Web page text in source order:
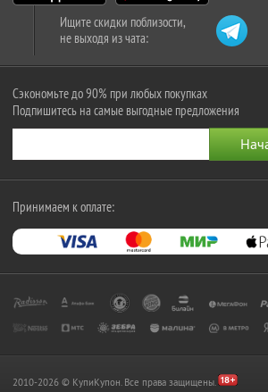
Ищите скидки поблизости,
не выходя из чата:
Сэкономьте до 90% при любых покупках
Подпишитесь на самые выгодные предложения
Принимаем к оплате:
2010-2026 © КупиКупон. Все права защищены.